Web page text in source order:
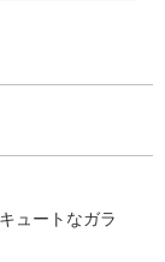
ュートなガラ